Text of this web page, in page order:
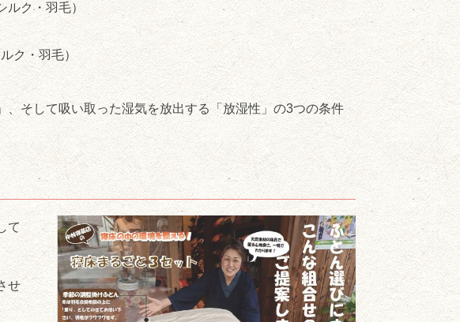
ク・羽毛）
ク・羽毛）
そして吸い取った湿気を放出する「放湿性」の3つの条件
て
せ